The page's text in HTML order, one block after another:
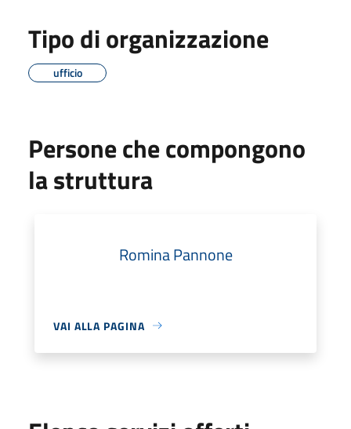
Tipo di organizzazione
ufficio
Persone che compongono
la struttura
Romina Pannone
VAI ALLA PAGINA